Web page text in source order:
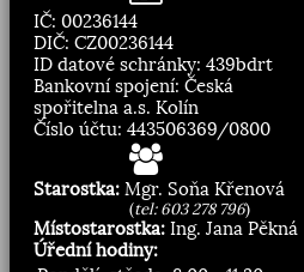
IČ: 00236144
DIČ: CZ00236144
ID datové schránky: 439bdrt
Bankovní spojení: Česká
spořitelna a.s. Kolín
Číslo účtu: 443506369/0800
Starostka: Mgr. Soňa Křenová
(tel: 603 278 796)
Místostarostka: Ing. Jana Pěkná
Úřední hodiny: